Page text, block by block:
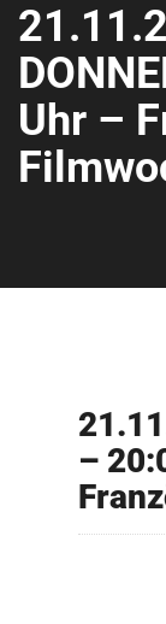
Uhr –
–